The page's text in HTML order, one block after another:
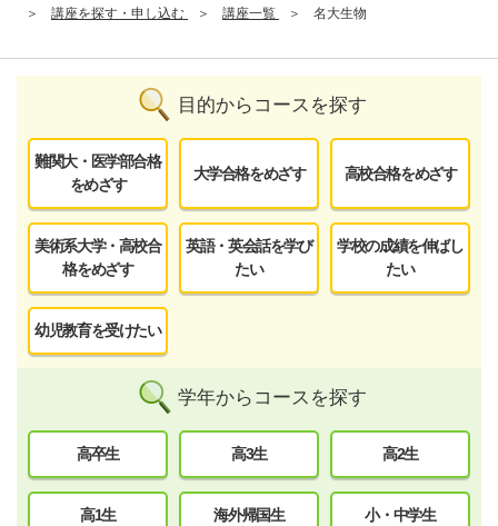
講座を探す・申し込む
講座一覧 名大生物
目的からコースを探す
難関大・医学部合格
をめざす
大学合格をめざす 高校合格をめざす
美術系大学・高校合
格をめざす
英語・英会話を学び
たい
学校の成績を伸ばし
たい
幼児教育を受けたい
学年からコースを探す
高卒生 高3生 高2生
高1生 海外帰国生 小・中学生